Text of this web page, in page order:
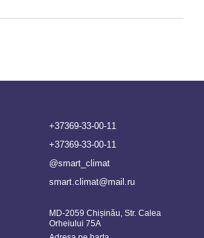
+37369-33-00-11
+37369-33-00-11
@smart_climat
smart.climat@mail.ru
MD-2059 Chișinău, Str. Calea
Orheiului 75A